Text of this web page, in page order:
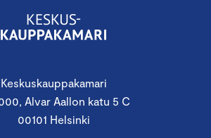
Keskuskauppakamari
Alvar Aallon katu 5 C
00101 Helsinki